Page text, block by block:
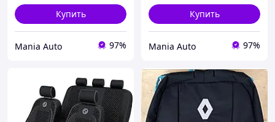
Купить
Mania Auto 97%
Купить
Mania Auto 97%